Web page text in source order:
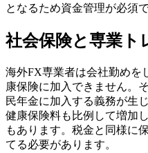
となるため資金管理が必須で
社会保険と専業ト
海外FX専業者は会社勤めを
康保険に加入できません。
民年金に加入する義務が生
健康保険料も比例して増加
もあります。税金と同様に
てる必要があります。